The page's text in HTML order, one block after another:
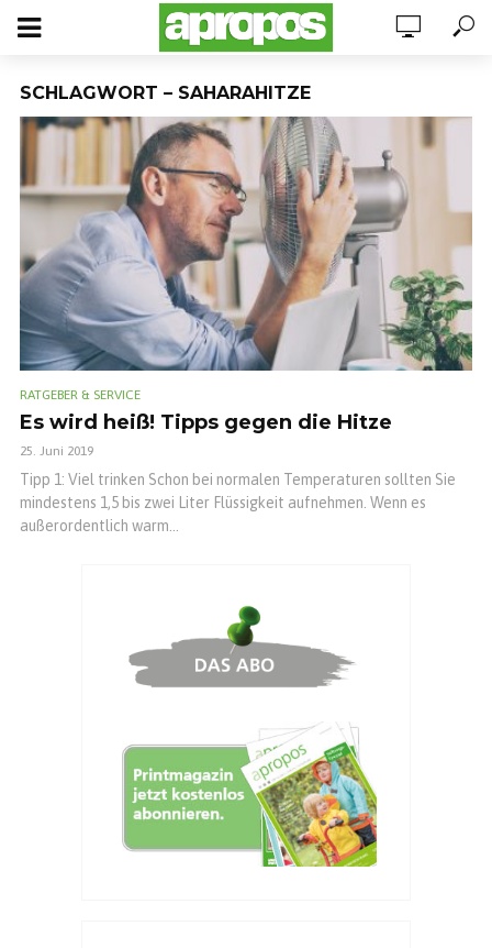
SCHLAGWORT – SAHARAHITZE
RATGEBER & SERVICE
Es wird heiß! Tipps gegen die Hitze
25. Juni 2019
Tipp 1: Viel trinken Schon bei normalen Temperaturen sollten Sie
mindestens 1,5 bis zwei Liter Flüssigkeit aufnehmen. Wenn es
außerordentlich warm...